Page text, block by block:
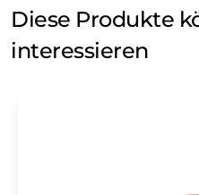
Diese Produkte
interessieren